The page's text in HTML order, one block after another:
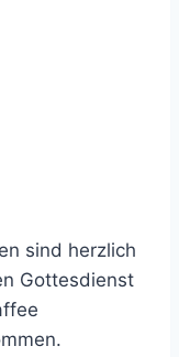
sind herzlich
Gottesdienst